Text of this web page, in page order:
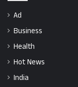
Ad
Business
Health
Hot News
India